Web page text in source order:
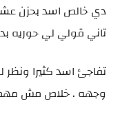
دي خالص اسد بحزن
تاني قولي لي حوريه
تفاجئ اسد كثيرا ونظر
وجهه . خلاص مش مهم